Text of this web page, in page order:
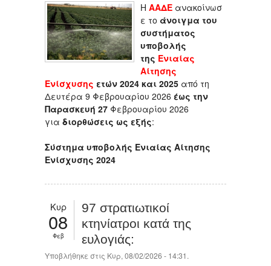
Η ΑΑΔΕ ανακοίνωσ
ε το άνοιγμα του
συστήματος
υποβολής
της Ενιαίας
Αίτησης
Ενίσχυσης ετών 2024 και 2025 από τη
Δευτέρα 9 Φεβρουαρίου 2026 έως την
Παρασκευή 27 Φεβρουαρίου 2026
για διορθώσεις ως εξής:
Σύστημα υποβολής Ενιαίας Αίτησης
Ενίσχυσης 2024
Κυρ
08
Φεβ
97 στρατιωτικοί
κτηνίατροι κατά της
ευλογιάς:
Υποβλήθηκε στις Κυρ, 08/02/2026 - 14:31.